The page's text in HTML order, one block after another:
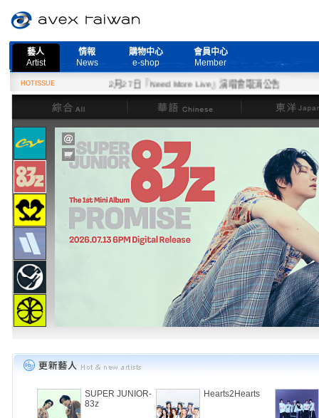
藝人
Artist
情報
News
購物中心
e-shop
會員中心
Member
HOTISSUE
2月27日『Need More Live』演唱會取消公告
綜合
華語 東洋
SUPER JUNIOR-
83z
Hearts2Hearts